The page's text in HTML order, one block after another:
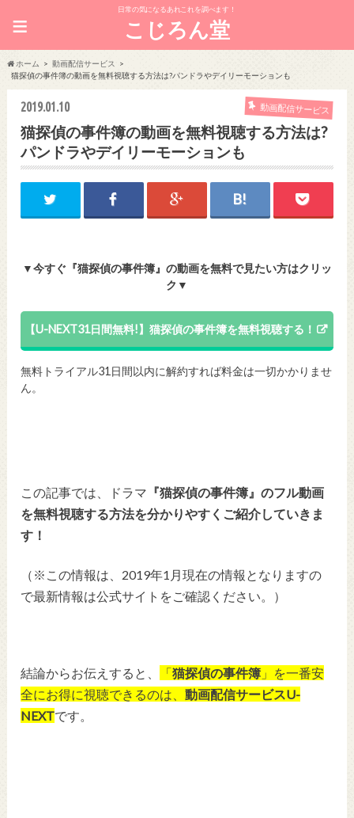
日常の気になるあれこれを調べます！
こじろん堂
≡
ホーム
動画配信サービス
猫探偵の事件簿の動画を無料視聴する方法は?パンドラやデイリーモーションも
2019.01.10 動画配信サービス
猫探偵の事件簿の動画を無料視聴する方法は?
パンドラやデイリーモーションも
▼今すぐ『猫探偵の事件簿』の動画を無料で見たい方はクリッ
ク▼
【U-NEXT31日間無料!】猫探偵の事件簿を無料視聴する！
無料トライアル31日間以内に解約すれば料金は一切かかりませ
ん。
この記事では、ドラマ 『猫探偵の事件簿』のフル動画
を無料視聴する方法を分かりやすくご紹介していきま
す！
（※この情報は、2019年1月現在の情報となりますの
で最新情報は公式サイトをご確認ください。）
結論からお伝えすると、 「猫探偵の事件簿 」を一番安
全にお得に視聴できるのは、動画配信サービスU-
NEXTです。